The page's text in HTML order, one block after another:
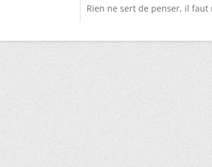
Rien ne sert de penser, il faut